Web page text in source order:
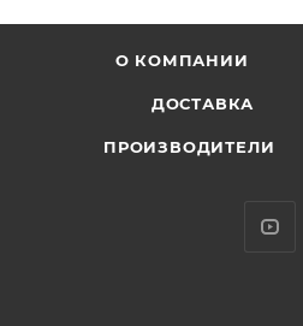
уникальным образом.
Строительство и
О КОМПАНИИ
ДОСТАВКА
ПРОИЗВОДИТЕЛИ